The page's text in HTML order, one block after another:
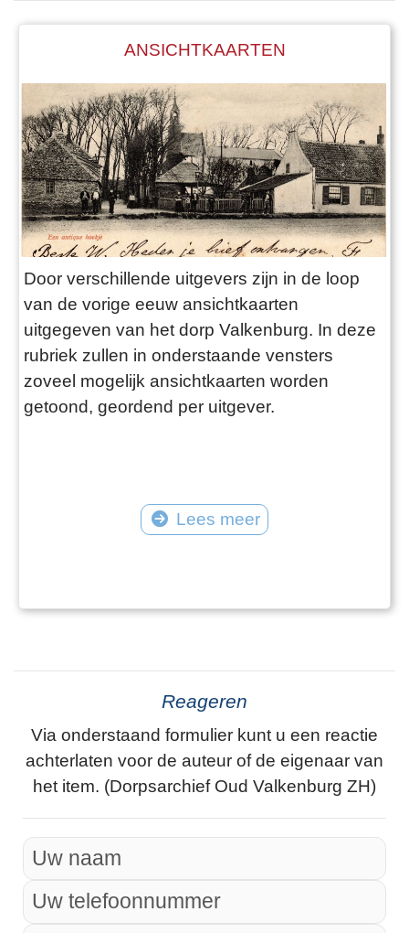
ANSICHTKAARTEN
Door verschillende uitgevers zijn in de loop
van de vorige eeuw ansichtkaarten
uitgegeven van het dorp Valkenburg. In deze
rubriek zullen in onderstaande vensters
zoveel mogelijk ansichtkaarten worden
getoond, geordend per uitgever.
Lees meer
Reageren
Via onderstaand formulier kunt u een reactie
achterlaten voor de auteur of de eigenaar van
het item. (Dorpsarchief Oud Valkenburg ZH)